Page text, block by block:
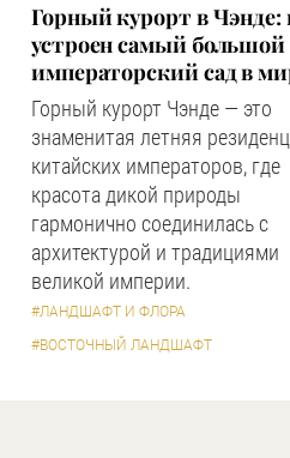
Горный курорт в Чэнде:
устроен самый большой
императорский сад в
Горный курорт Чэнде — это
знаменитая летняя
китайских императоров, где
красота дикой природы
гармонично соединилась с
архитектурой и традициями
великой империи.
#ЛАНДШАФТ И ФЛОРА
#ВОСТОЧНЫЙ ЛАНДШАФТ